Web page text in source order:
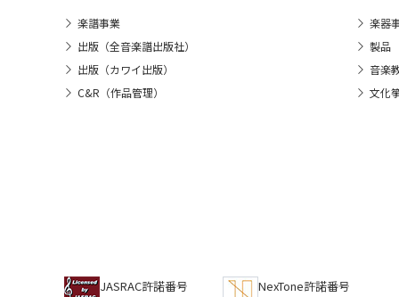
楽譜事業
出版（全音楽譜出版社）
出版（カワイ出版）
C&R（作品管理）
楽器
製品
音楽
文化
JASRAC許諾番号
NexTone許諾番号